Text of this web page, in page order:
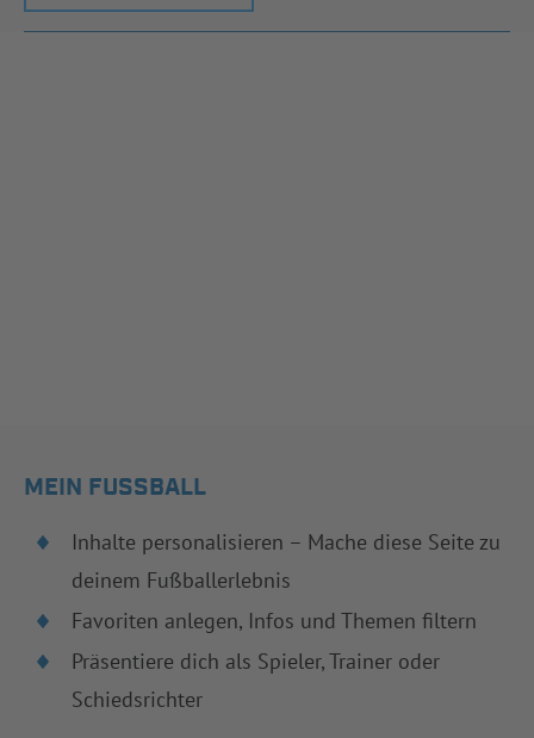
MEIN FUSSBALL
Inhalte personalisieren – Mache diese Seite zu
deinem Fußballerlebnis
Favoriten anlegen, Infos und Themen filtern
Präsentiere dich als Spieler, Trainer oder
Schiedsrichter